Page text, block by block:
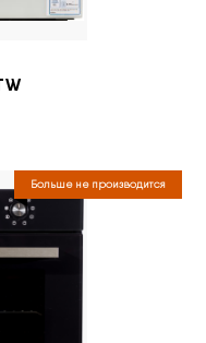
Больше не производится